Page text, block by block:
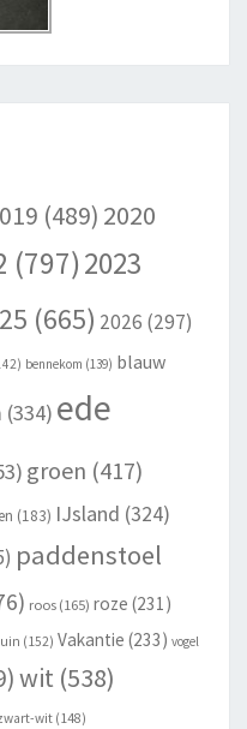
(489) 2020
(797)2023
(665) 2026 (297)
bennekom (139) blauw
(334) ede
groen (417)
(183) IJsland (324)
paddenstoel
roos (165) roze (231)
(152) Vakantie (233) vogel
wit (538)
wit (148)